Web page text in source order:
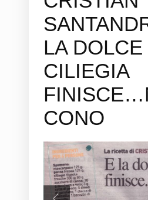
LA DOLCE
CILIEGIA
CONO